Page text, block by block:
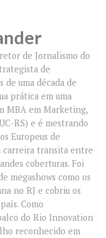
de Jornalismo do
de
de uma década de
prática em uma
MBA em Marketing,
RS) e é mestrando
Europeus de
carreira transita entre
coberturas. Foi
megashows como os
no RJ e cobriu os
Como
do Rio Innovation
reconhecido em